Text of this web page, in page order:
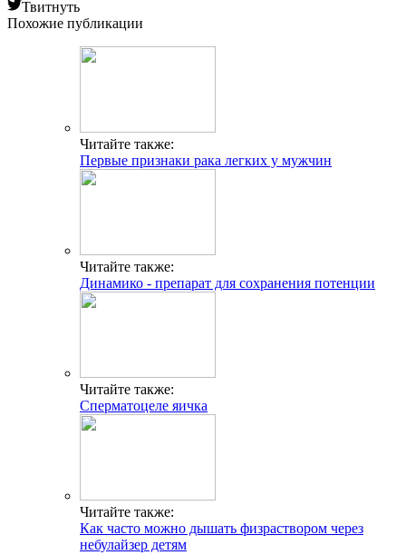
Твитнуть
Похожие публикации
Читайте также:
Первые признаки рака легких у мужчин
Читайте также:
Динамико - препарат для сохранения потенции
Читайте также:
Сперматоцеле яичка
Читайте также:
Как часто можно дышать физраствором через
небулайзер детям